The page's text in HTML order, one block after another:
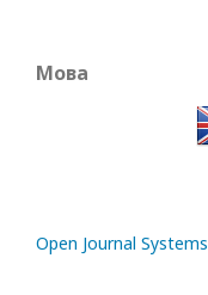
Мова
Open Journal Systems